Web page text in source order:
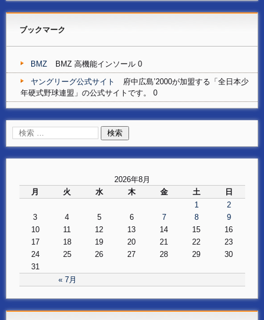
ブックマーク
BMZ
BMZ 高機能インソール 0
ヤングリーグ公式サイト
府中広島’2000が加盟する「全日本少
年硬式野球連盟」の公式サイトです。 0
2026年8月
月
火 水 木 金 土 日
« 7月
1
2
3
4 5 6 7 8
9
10
11 12 13 14 15
16
17
18 19 20 21 22
23
24
25 26 27 28 29
30
31